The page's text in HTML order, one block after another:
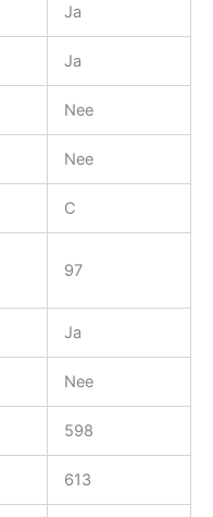
Ja
Ja
Nee
Nee
C
97
Ja
Nee
598
613